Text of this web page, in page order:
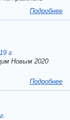
Подробнее
г.
Новым 2020
Подробнее